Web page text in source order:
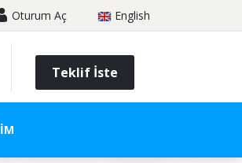
Oturum Aç English
Teklif İste